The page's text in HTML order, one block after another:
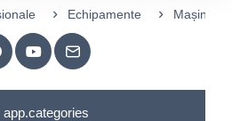
Echipamente Mașini
app.categories